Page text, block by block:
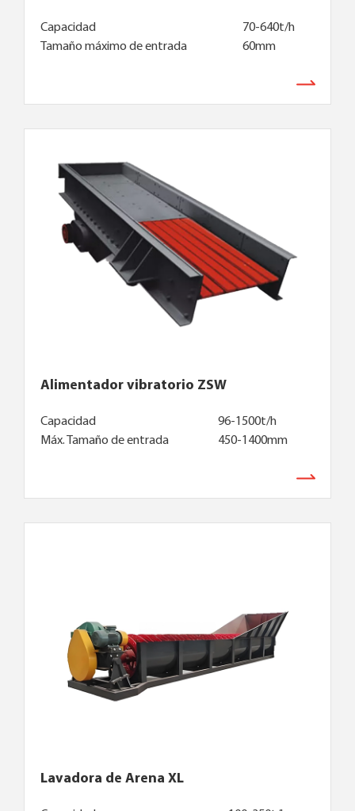
Capacidad
70-640t/h
Tamaño máximo de entrada
60mm
Alimentador vibratorio ZSW
Capacidad
96-1500t/h
Máx. Tamaño de entrada
450-1400mm
Lavadora de Arena XL